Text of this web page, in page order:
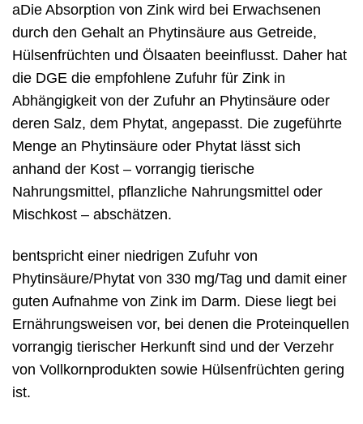
aDie Absorption von Zink wird bei Erwachsenen
durch den Gehalt an Phytinsäure aus Getreide,
Hülsenfrüchten und Ölsaaten beeinflusst. Daher hat
die DGE die empfohlene Zufuhr für Zink in
Abhängigkeit von der Zufuhr an Phytinsäure oder
deren Salz, dem Phytat, angepasst. Die zugeführte
Menge an Phytinsäure oder Phytat lässt sich
anhand der Kost – vorrangig tierische
Nahrungsmittel, pflanzliche Nahrungsmittel oder
Mischkost – abschätzen.
bentspricht einer niedrigen Zufuhr von
Phytinsäure/Phytat von 330 mg/Tag und damit einer
guten Aufnahme von Zink im Darm. Diese liegt bei
Ernährungsweisen vor, bei denen die Proteinquellen
vorrangig tierischer Herkunft sind und der Verzehr
von Vollkornprodukten sowie Hülsenfrüchten gering
ist.